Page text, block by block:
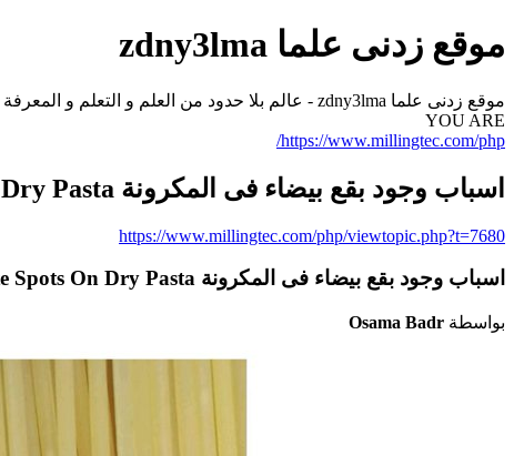
موقع زدنى علما zdny3lma
YOU ARE
https://www.millingtec.com/php/
اسباب وجود بقع بيضاء فى المكرونة White Spots On Dry Pasta بقع بيضاء على المكرونة الجافة
https://www.millingtec.com/php/viewtopic.php?t=7680
اسباب وجود بقع بيضاء فى المكرونة White Spots On Dry Pasta بقع بيضاء على المكرونة الجافة
بواسطة Osama Badr